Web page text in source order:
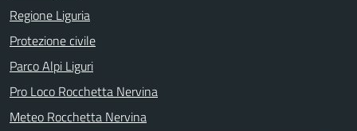
Regione Liguria
Protezione civile
Parco Alpi Liguri
Pro Loco Rocchetta Nervina
Meteo Rocchetta Nervina